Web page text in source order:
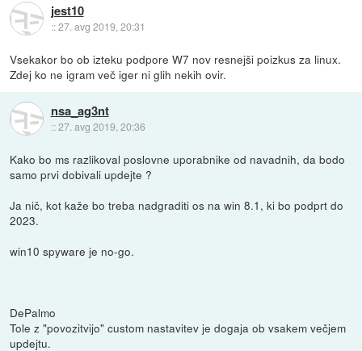
jest10
::27. avg 2019, 20:31
Vsekakor bo ob izteku podpore W7 nov resnejši poizkus za linux.
Zdej ko ne igram več iger ni glih nekih ovir.
nsa_ag3nt
::27. avg 2019, 20:36
Kako bo ms razlikoval poslovne uporabnike od navadnih, da bodo
samo prvi dobivali updejte ?
Ja nič, kot kaže bo treba nadgraditi os na win 8.1, ki bo podprt do
2023.
win10 spyware je no-go.
DePalmo
Tole z "povozitvijo" custom nastavitev je dogaja ob vsakem večjem
updejtu.